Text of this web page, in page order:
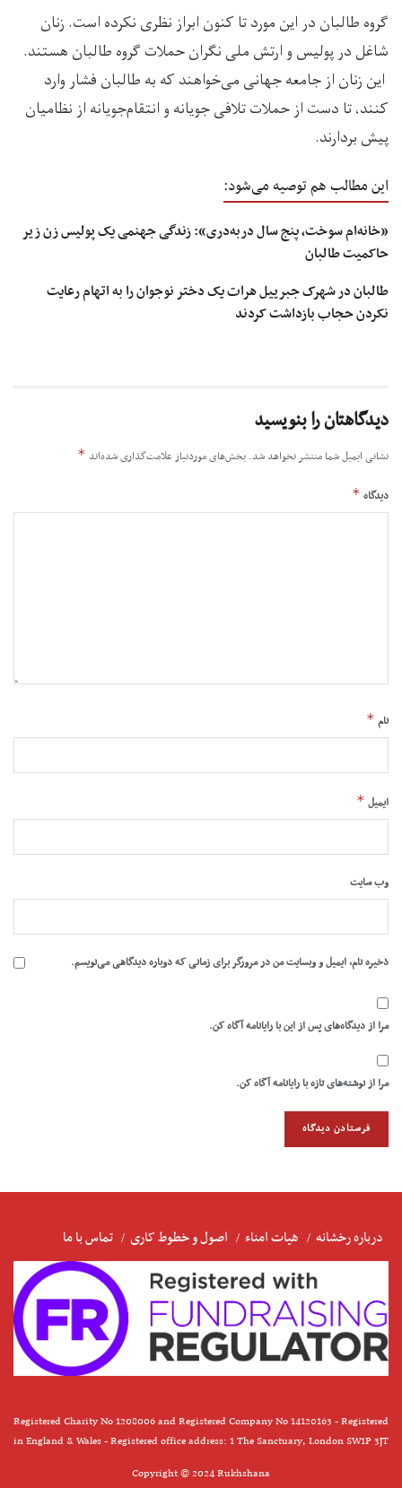
گروه طالبان در این مورد تا کنون ابراز نظری نکرده است. زنان
شاغل در پولیس و ارتش ملی نگران حملات گروه طالبان هستند.
این زنان از جامعه جهانی می‌خواهند که به طالبان فشار وارد
کنند، تا دست از حملات تلافی جویانه و انتقام‌جویانه از نظامیان
پیش بردارند.
این مطالب هم توصیه می‌شود:
«خانه‌ام سوخت، پنج سال دربه‌دری»: زندگی جهنمی یک پولیس زن زیر
حاکمیت طالبان
طالبان در شهرک جبرییل هرات یک دختر نوجوان را به اتهام رعایت
نکردن حجاب بازداشت کردند
دیدگاهتان را بنویسید
نشانی ایمیل شما منتشر نخواهد شد. بخش‌های موردنیاز علامت‌گذاری شده‌اند *
دیدگاه *
نام *
ایمیل *
وب‌ سایت
ذخیره نام، ایمیل و وبسایت من در مرورگر برای زمانی که دوباره دیدگاهی می‌نویسم.
مرا از دیدگاه‌های پس از این با رایانامه آگاه کن.
مرا از نوشته‌های تازه با رایانامه آگاه کن.
درباره رخشانه هیات امناء اصول و خطوط کاری تماس با ما
Registered Charity No 1208006 and Registered Company No 14120163 - Registered
in England & Wales - Registered office address: 1 The Sanctuary, London SW1P 3JT
Copyright © 2024 Rukhshana